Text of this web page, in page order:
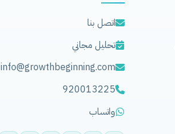
اتصل بنا
تحليل مجاني
info@growthbeginning.com
920013225
واتساب